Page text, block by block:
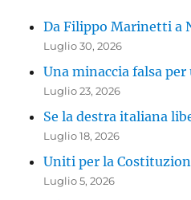
Da Filippo Marinetti a
Luglio 30, 2026
Una minaccia falsa
Luglio 23, 2026
Se la destra italiana
Luglio 18, 2026
Uniti per la
Luglio 5, 2026